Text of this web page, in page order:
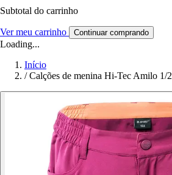
Subtotal do carrinho
Ver meu carrinho Continuar comprando
Loading...
Início
/ Calções de menina Hi-Tec Amilo 1/2